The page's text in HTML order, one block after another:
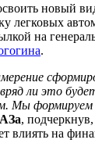
новый
легковых
на
.
ли это
Мы формируем
,
влиять на